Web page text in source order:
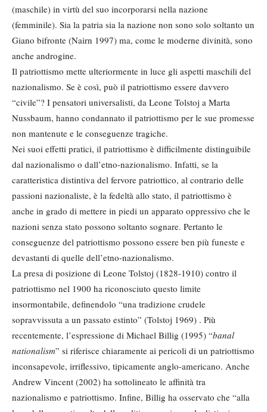
(maschile) in virtù del suo incorporarsi nella nazione
(femminile). Sia la patria sia la nazione non sono solo soltanto un
Giano bifronte (Nairn 1997) ma, come le moderne divinità, sono
anche androgine.
Il patriottismo mette ulteriormente in luce gli aspetti maschili del
nazionalismo. Se è così, può il patriottismo essere davvero
“civile”? I pensatori universalisti, da Leone Tolstoj a Marta
Nussbaum, hanno condannato il patriottismo per le sue promesse
non mantenute e le conseguenze tragiche.
Nei suoi effetti pratici, il patriottismo è difficilmente distinguibile
dal nazionalismo o dall’etno-nazionalismo. Infatti, se la
caratteristica distintiva del fervore patriottico, al contrario delle
passioni nazionaliste, è la fedeltà allo stato, il patriottismo è
anche in grado di mettere in piedi un apparato oppressivo che le
nazioni senza stato possono soltanto sognare. Pertanto le
conseguenze del patriottismo possono essere ben più funeste e
devastanti di quelle dell’etno-nazionalismo.
La presa di posizione di Leone Tolstoj (1828-1910) contro il
patriottismo nel 1900 ha riconosciuto questo limite
insormontabile, definendolo “una tradizione crudele
sopravvissuta a un passato estinto” (Tolstoj 1969) . Più
recentemente, l’espressione di Michael Billig (1995) “banal
nationalism” si riferisce chiaramente ai pericoli di un patriottismo
inconsapevole, irriflessivo, tipicamente anglo-americano. Anche
Andrew Vincent (2002) ha sottolineato le affinità tra
nazionalismo e patriottismo. Infine, Billig ha osservato che “alla